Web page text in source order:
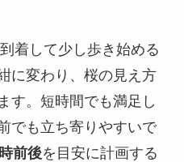
着して少し歩き始める
に変わり、桜の見え方
す。短時間でも満足し
でも立ち寄りやすいで
前後を目安に計画する